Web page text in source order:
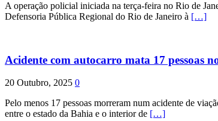
A operação policial iniciada na terça-feira no Rio de
Defensoria Pública Regional do Rio de Janeiro à […]
Acidente com autocarro mata 17 pessoas
20 Outubro, 2025 0
Pelo menos 17 pessoas morreram num acidente de
entre o estado da Bahia e o interior de […]